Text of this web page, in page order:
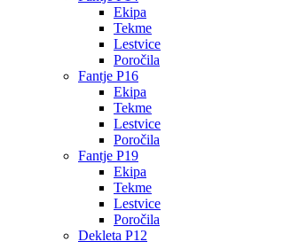
Ekipa
Tekme
Lestvice
Poročila
Fantje P16
Ekipa
Tekme
Lestvice
Poročila
Fantje P19
Ekipa
Tekme
Lestvice
Poročila
Dekleta P12